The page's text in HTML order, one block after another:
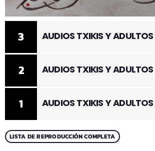
1 AUDIOS TXIKIS Y ADULTOS
2 AUDIOS TXIKIS Y
3 AUDIOS TXIKIS Y
LISTA DE REPRODUCCIÓN COMPLETA